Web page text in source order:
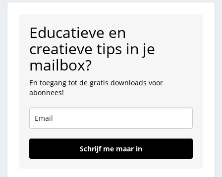
Educatieve en
creatieve tips in je
mailbox?
En toegang tot de gratis downloads voor
abonnees!
Schrijf me maar in